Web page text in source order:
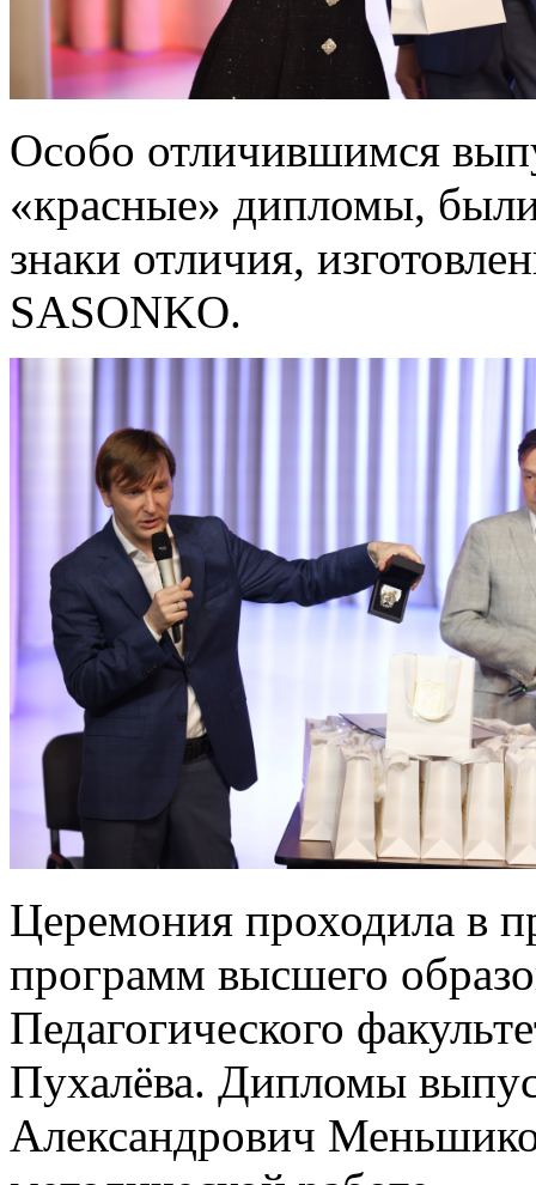
Особо отличившимся
«красные» дипломы,
знаки отличия,
SASONKO.
Церемония проходила в
программ высшего
Педагогического
Пухалёва. Дипломы
Александрович